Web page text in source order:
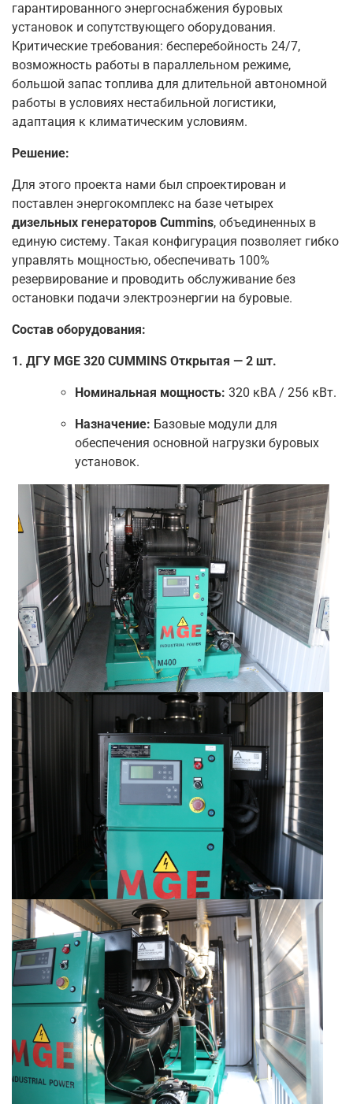
гарантированного энергоснабжения буровых
установок и сопутствующего оборудования.
Критические требования: бесперебойность 24/7,
возможность работы в параллельном режиме,
большой запас топлива для длительной автономной
работы в условиях нестабильной логистики,
адаптация к климатическим условиям.
Решение:
Для этого проекта нами был спроектирован и
поставлен энергокомплекс на базе четырех
дизельных генераторов Cummins, объединенных в
единую систему. Такая конфигурация позволяет гибко
управлять мощностью, обеспечивать 100%
резервирование и проводить обслуживание без
остановки подачи электроэнергии на буровые.
Состав оборудования:
1. ДГУ MGE 320 CUMMINS Открытая — 2 шт.
Номинальная мощность: 320 кВА / 256 кВт.
Назначение: Базовые модули для
обеспечения основной нагрузки буровых
установок.